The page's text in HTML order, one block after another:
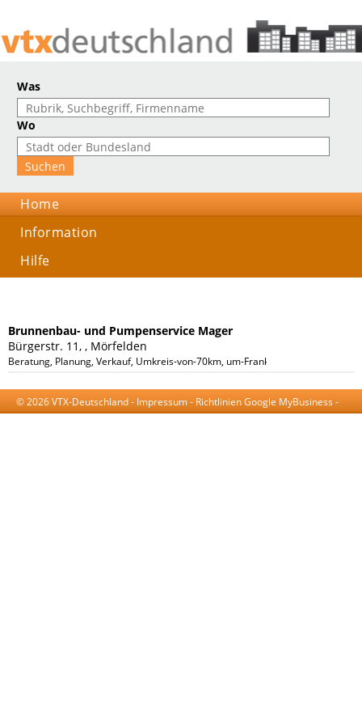
Was
Wo
Home
Information
Hilfe
Brunnenbau- und Pumpenservice Mager
Bürgerstr. 11, , Mörfelden
Beratung, Planung, Verkauf, Umkreis-von-70km, um-Frankfurt
© 2026 VTX-Deutschland - Impressum- Richtlinien Google MyBusiness -
AGB-Datenschutzerklärung